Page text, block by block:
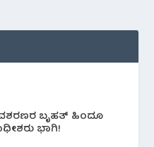
ಬೃಹತ್ ಹಿಂದೂ
ಭಾಗಿ!